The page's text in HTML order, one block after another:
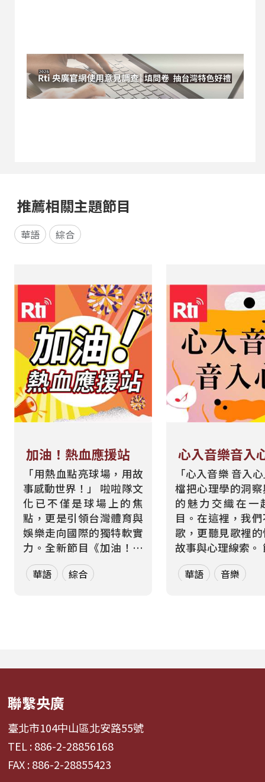
推薦相關主題節目
華語 綜合
加油！熱血應援站
「用熱血點亮球場，用故
事感動世界！」 啦啦隊文
化已不僅是球場上的焦
點，更是引領台灣體育與
娛樂走向國際的獨特軟實
力。全新節目《加油！熱
血應援站》，由香港藝人
張啟樂與影視運動產業專
啦啦隊...
華語 綜合
心入音樂音入
「心入音樂 音入
檔把心理學的洞
的魅力交織在一
目。在這裡，我
歌，更聽見歌裡
故事與心理線索。 節目從
心理學的角度出
聽眾探索音樂如
舞、想流淚...
華語 音樂
聯繫央廣
臺北市104中山區北安路55號
TEL : 886-2-28856168
FAX : 886-2-28855423